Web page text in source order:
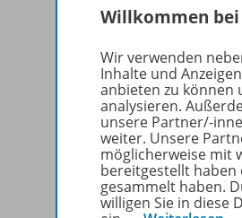
Willkommen
Wir verwenden
Inhalte und
anbieten zu können
analysieren.
unsere Partner/-
weiter. Unsere
möglicherweise mit
bereitgestellt haben
gesammelt haben.
willigen Sie in diese